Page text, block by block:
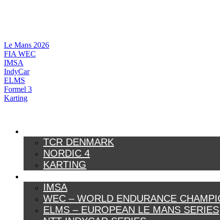
Le Mans 2026
FIA WEC
IMSA
IndyCar
ELMS
Formel 3
Karting
TCR DENMARK
NORDIC 4
KARTING
IMSA
WEC – WORLD ENDURANCE
ELMS – EUROPEAN LE MANS SERIES